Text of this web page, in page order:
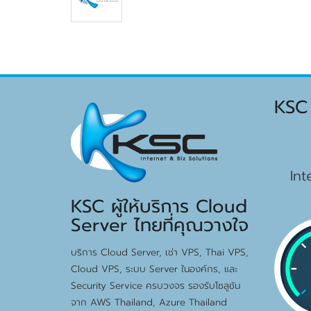
KSC ผู้ให้บริการ Cloud
Server ไทยที่คุณวางใจ
บริการ Cloud Server, เช่า VPS, Thai VPS,
Cloud VPS, ระบบ Server ในองค์กร, และ
Security Service ครบวงจร รองรับโซลูชัน
จาก AWS Thailand, Azure Thailand